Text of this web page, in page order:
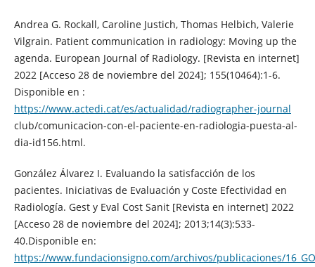
Andrea G. Rockall, Caroline Justich, Thomas Helbich, Valerie
Vilgrain. Patient communication in radiology: Moving up the
agenda. European Journal of Radiology. [Revista en internet]
2022 [Acceso 28 de noviembre del 2024]; 155(10464):1-6.
Disponible en :
https://www.actedi.cat/es/actualidad/radiographer-journal
club/comunicacion-con-el-paciente-en-radiologia-puesta-al-
dia-id156.html.
González Álvarez I. Evaluando la satisfacción de los
pacientes. Iniciativas de Evaluación y Coste Efectividad en
Radiología. Gest y Eval Cost Sanit [Revista en internet] 2022
[Acceso 28 de noviembre del 2024]; 2013;14(3):533-
40.Disponible en:
https://www.fundacionsigno.com/archivos/publicaciones/